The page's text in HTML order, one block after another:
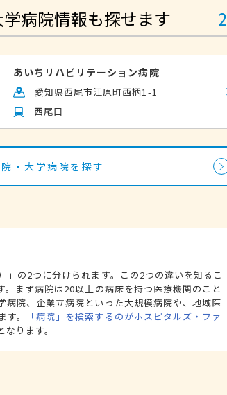
病院情報も探せます 2
あいちリハビリテーション病院
愛知県西尾市江原町西柄1-1
西尾口
・大学病院を探す
の2つに分けられます。この2つの違いを知るこ
まず病院は20以上の病床を持つ医療機関のこと
病院、企業立病院といった大規模病院や、地域医
。
「病院」を検索するのがホスピタルズ・ファ
ります。